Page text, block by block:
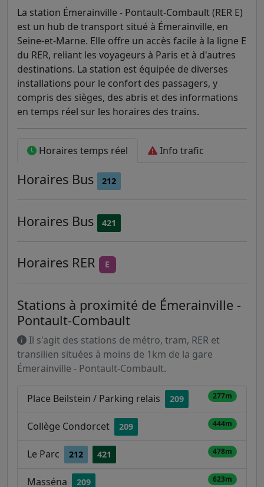
La station Émerainville - Pontault-Combault (RER E)
est un hub de transport situé à Émerainville, en
Seine-et-Marne. Elle offre un accès facile à la ligne E
du RER, reliant les voyageurs à Paris et à d'autres
destinations. La station est équipée de diverses
installations pour le confort des passagers, y
compris des sièges, des abris et des informations
en temps réel sur les horaires des trains.
Horaires temps réel Info trafic
Horaires Bus 212
Horaires Bus 421
Horaires RER E
Stations à proximité de Émerainville -
Pontault-Combault
Il s'agit des stations de métro, tram, RER et
transilien situées à moins de 1km de la gare
Émerainville - Pontault-Combault.
Place Beilstein / Parking relais 209 277m
Collège Condorcet 209 444m
Le Parc 212 421 478m
Masséna 209 623m